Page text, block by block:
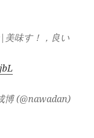
味す！，良い
(@nawadan)